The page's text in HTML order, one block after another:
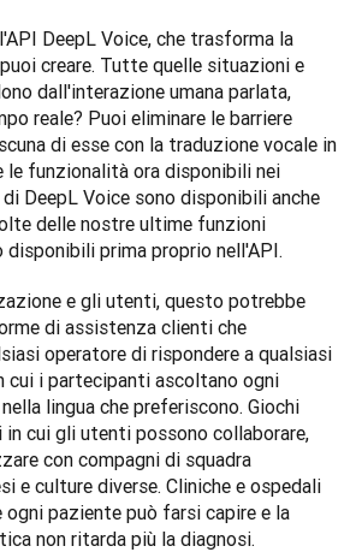
DeepL Voice, che trasforma la
creare. Tutte quelle situazioni e
dall'interazione umana parlata,
reale? Puoi eliminare le barriere
di esse con la traduzione vocale in
le funzionalità ora disponibili nei
DeepL Voice sono disponibili anche
delle nostre ultime funzioni
disponibili prima proprio nell'API.
e gli utenti, questo potrebbe
di assistenza clienti che
operatore di rispondere a qualsiasi
cui i partecipanti ascoltano ogni
lingua che preferiscono. Giochi
cui gli utenti possono collaborare,
con compagni di squadra
e culture diverse. Cliniche e ospedali
ogni paziente può farsi capire e la
non ritarda più la diagnosi.